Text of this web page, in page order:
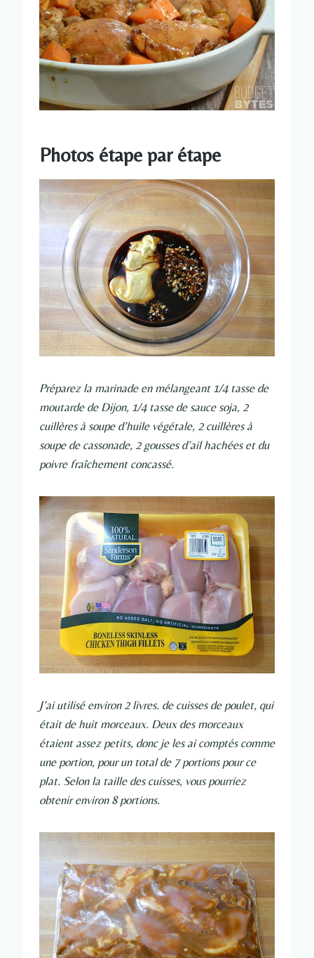
Photos étape par étape
Préparez la marinade en mélangeant 1/4 tasse de
moutarde de Dijon, 1/4 tasse de sauce soja, 2
cuillères à soupe d’huile végétale, 2 cuillères à
soupe de cassonade, 2 gousses d’ail hachées et du
poivre fraîchement concassé.
J’ai utilisé environ 2 livres. de cuisses de poulet, qui
était de huit morceaux. Deux des morceaux
étaient assez petits, donc je les ai comptés comme
une portion, pour un total de 7 portions pour ce
plat. Selon la taille des cuisses, vous pourriez
obtenir environ 8 portions.